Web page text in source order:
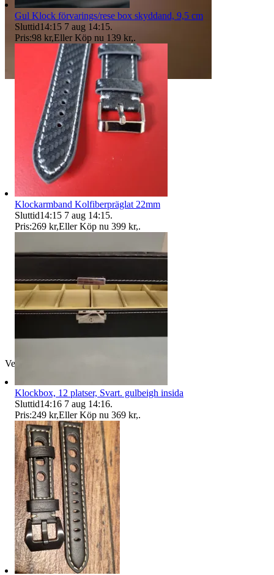
Verifierad
Gul Klock förvarings/rese box skyddand, 9,5 cm
Sluttid14:15 7 aug 14:15.
Pris:98 kr,Eller Köp nu 139 kr,.
Klockarmband Kolfiberpräglat 22mm
Sluttid14:15 7 aug 14:15.
Pris:269 kr,Eller Köp nu 399 kr,.
Klockbox, 12 platser, Svart. gulbeigh insida
Sluttid14:16 7 aug 14:16.
Pris:249 kr,Eller Köp nu 369 kr,.